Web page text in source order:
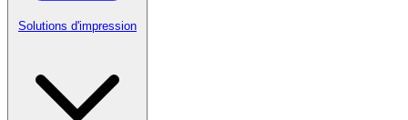
Solutions d'impression